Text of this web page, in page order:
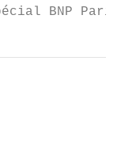
BNP